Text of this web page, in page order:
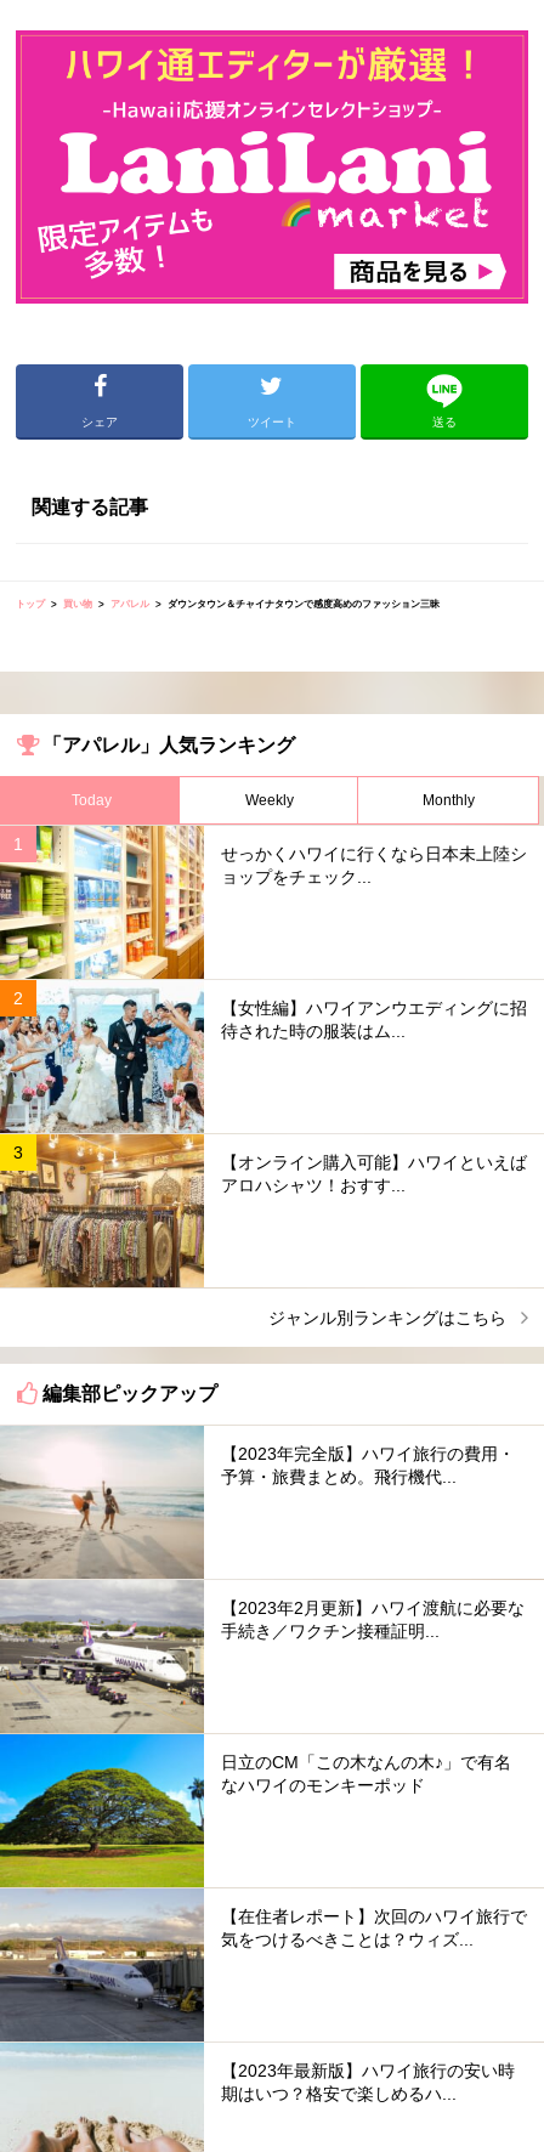
シェア ツイート 送る
関連する記事
トップ 買い物 アパレル ダウンタウン＆チャイナタウンで感度高めのファッション三昧
「アパレル」人気ランキング
Today Weekly Monthly
せっかくハワイに行くなら日本未上陸シ
ョップをチェック...
【女性編】ハワイアンウエディングに招
待された時の服装はム...
【オンライン購入可能】ハワイといえば
アロハシャツ！おすす...
ジャンル別ランキングはこちら
編集部ピックアップ
【2023年完全版】ハワイ旅行の費用・
予算・旅費まとめ。飛行機代...
【2023年2月更新】ハワイ渡航に必要な
手続き／ワクチン接種証明...
日立のCM「この木なんの木♪」で有名
なハワイのモンキーポッド
【在住者レポート】次回のハワイ旅行で
気をつけるべきことは？ウィズ...
【2023年最新版】ハワイ旅行の安い時
期はいつ？格安で楽しめるハ...